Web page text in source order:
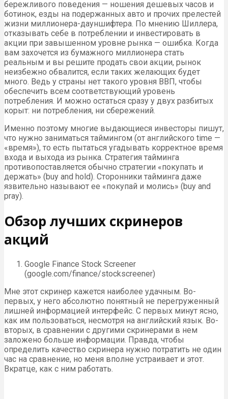
бережливого поведения — ношения дешевых часов и
ботинок, езды на подержанных авто и прочих прелестей
жизни миллионера-дауншифтера. По мнению Шиллера,
отказывать себе в потреблении и инвестировать в
акции при завышенном уровне рынка — ошибка. Когда
вам захочется из бумажного миллионера стать
реальным и вы решите продать свои акции, рынок
неизбежно обвалится, если таких желающих будет
много. Ведь у страны нет такого уровня ВВП, чтобы
обеспечить всем соответствующий уровень
потребления. И можно остаться сразу у двух разбитых
корыт: ни потребления, ни сбережений.
Именно поэтому многие выдающиеся инвесторы пишут,
что нужно заниматься таймингом (от английского time —
«время»), то есть пытаться угадывать корректное время
входа и выхода из рынка. Стратегия тайминга
противопоставляется обычно стратегии «покупать и
держать» (buy and hold). Сторонники тайминга даже
язвительно называют ее «покупай и молись» (buy and
pray).
Обзор лучших скринеров
акций
Google Finance Stock Screener
(google.com/finance/stockscreener)
Мне этот скринер кажется наиболее удачным. Во-
первых, у него абсолютно понятный не перегруженный
лишней информацией интерфейс. С первых минут ясно,
как им пользоваться, несмотря на английский язык. Во-
вторых, в сравнении с другими скринерами в нем
заложено больше информации. Правда, чтобы
определить качество скринера нужно потратить не один
час на сравнение, но меня вполне устраивает и этот.
Вкратце, как с ним работать.